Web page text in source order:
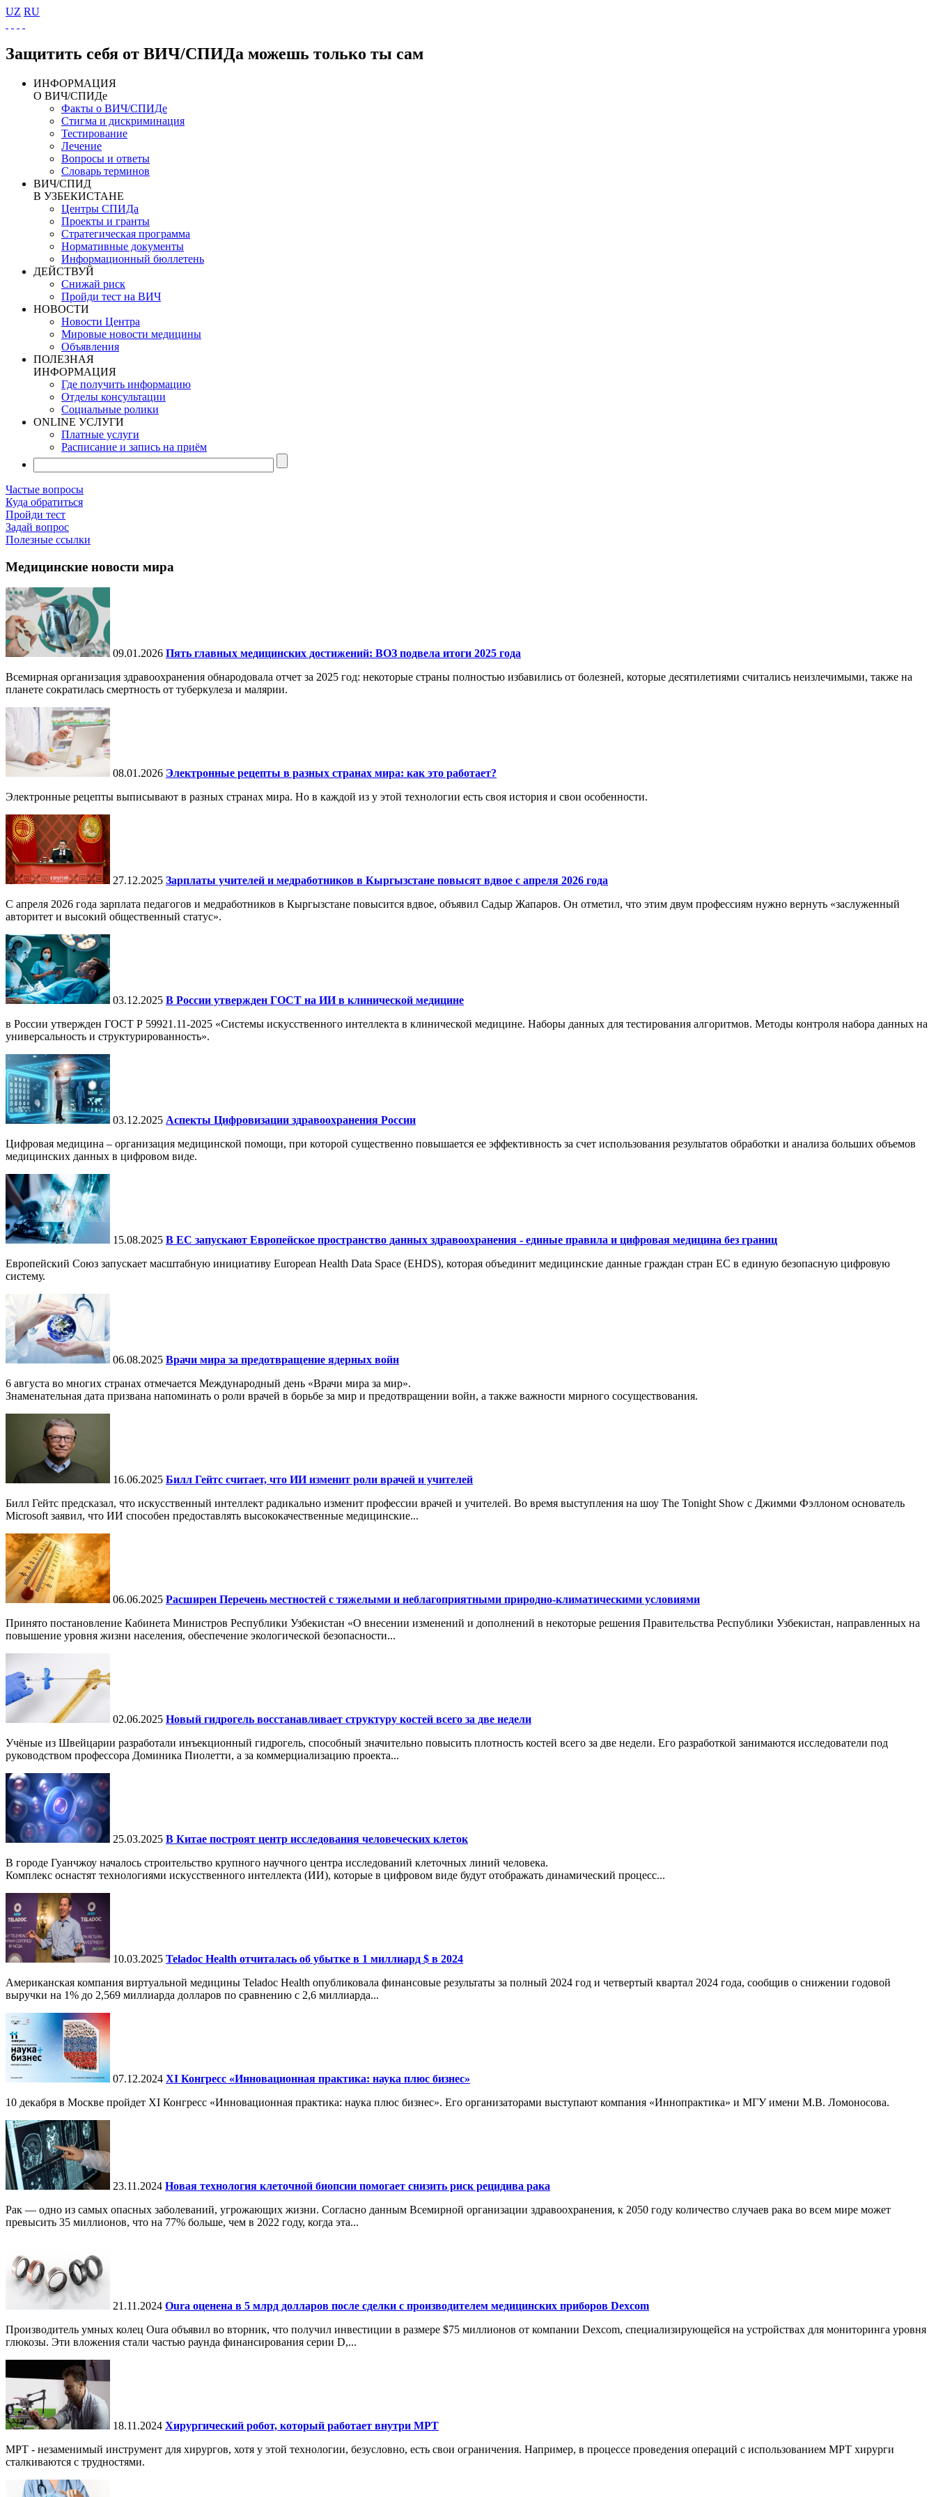
UZ RU
Защитить себя от ВИЧ/СПИДа можешь только ты сам
ИНФОРМАЦИЯ
О ВИЧ/СПИДе
Факты о ВИЧ/СПИДе
Стигма и дискриминация
Тестирование
Лечение
Вопросы и ответы
Словарь терминов
ВИЧ/СПИД
В УЗБЕКИСТАНЕ
Центры СПИДа
Проекты и гранты
Стратегическая программа
Нормативные документы
Информационный бюллетень
ДЕЙСТВУЙ
Снижай риск
Пройди тест на ВИЧ
НОВОСТИ
Новости Центра
Мировые новости медицины
Объявления
ПОЛЕЗНАЯ
ИНФОРМАЦИЯ
Где получить информацию
Отделы консультации
Социальные ролики
ONLINE УСЛУГИ
Платные услуги
Расписание и запись на приём
Частые вопросы
Куда обратиться
Пройди тест
Задай вопрос
Полезные ссылки
Медицинские новости мира
09.01.2026 Пять главных медицинских достижений: ВОЗ подвела итоги 2025 года
Всемирная организация здравоохранения обнародовала отчет за 2025 год: некоторые страны полностью избавились от болезней, которые десятилетиями считались неизлечимыми, также на
планете сократилась смертность от туберкулеза и малярии.
08.01.2026 Электронные рецепты в разных странах мира: как это работает?
Электронные рецепты выписывают в разных странах мира. Но в каждой из у этой технологии есть своя история и свои особенности.
27.12.2025 Зарплаты учителей и медработников в Кыргызстане повысят вдвое с апреля 2026 года
С апреля 2026 года зарплата педагогов и медработников в Кыргызстане повысится вдвое, объявил Садыр Жапаров. Он отметил, что этим двум профессиям нужно вернуть «заслуженный
авторитет и высокий общественный статус».
03.12.2025 В России утвержден ГОСТ на ИИ в клинической медицине
в России утвержден ГОСТ Р 59921.11-2025 «Системы искусственного интеллекта в клинической медицине. Наборы данных для тестирования алгоритмов. Методы контроля набора данных на
универсальность и структурированность».
03.12.2025 Аспекты Цифровизации здравоохранения России
Цифровая медицина – организация медицинской помощи, при которой существенно повышается ее эффективность за счет использования результатов обработки и анализа больших объемов
медицинских данных в цифровом виде.
15.08.2025 В ЕС запускают Европейское пространство данных здравоохранения - единые правила и цифровая медицина без границ
Европейский Союз запускает масштабную инициативу European Health Data Space (EHDS), которая объединит медицинские данные граждан стран ЕС в единую безопасную цифровую
систему.
06.08.2025 Врачи мира за предотвращение ядерных войн
6 августа во многих странах отмечается Международный день «Врачи мира за мир».
Знаменательная дата призвана напоминать о роли врачей в борьбе за мир и предотвращении войн, а также важности мирного сосуществования.
16.06.2025 Билл Гейтс считает, что ИИ изменит роли врачей и учителей
Билл Гейтс предсказал, что искусственный интеллект радикально изменит профессии врачей и учителей. Во время выступления на шоу The Tonight Show с Джимми Фэллоном основатель
Microsoft заявил, что ИИ способен предоставлять высококачественные медицинские...
06.06.2025 Расширен Перечень местностей с тяжелыми и неблагоприятными природно-климатическими условиями
Принято постановление Кабинета Министров Республики Узбекистан «О внесении изменений и дополнений в некоторые решения Правительства Республики Узбекистан, направленных на
повышение уровня жизни населения, обеспечение экологической безопасности...
02.06.2025 Новый гидрогель восстанавливает структуру костей всего за две недели
Учёные из Швейцарии разработали инъекционный гидрогель, способный значительно повысить плотность костей всего за две недели. Его разработкой занимаются исследователи под
руководством профессора Доминика Пиолетти, а за коммерциализацию проекта...
25.03.2025 В Китае построят центр исследования человеческих клеток
В городе Гуанчжоу началось строительство крупного научного центра исследований клеточных линий человека.
Комплекс оснастят технологиями искусственного интеллекта (ИИ), которые в цифровом виде будут отображать динамический процесс...
10.03.2025 Teladoc Health отчиталась об убытке в 1 миллиард $ в 2024
Американская компания виртуальной медицины Teladoc Health опубликовала финансовые результаты за полный 2024 год и четвертый квартал 2024 года, сообщив о снижении годовой
выручки на 1% до 2,569 миллиарда долларов по сравнению с 2,6 миллиарда...
07.12.2024 ХI Конгресс «Инновационная практика: наука плюс бизнес»
10 декабря в Москве пройдет XI Конгресс «Инновационная практика: наука плюс бизнес». Его организаторами выступают компания «Иннопрактика» и МГУ имени М.В. Ломоносова.
23.11.2024 Новая технология клеточной биопсии помогает снизить риск рецидива рака
Рак — одно из самых опасных заболеваний, угрожающих жизни. Согласно данным Всемирной организации здравоохранения, к 2050 году количество случаев рака во всем мире может
превысить 35 миллионов, что на 77% больше, чем в 2022 году, когда эта...
21.11.2024 Oura оценена в 5 млрд долларов после сделки с производителем медицинских приборов Dexcom
Производитель умных колец Oura объявил во вторник, что получил инвестиции в размере $75 миллионов от компании Dexcom, специализирующейся на устройствах для мониторинга уровня
глюкозы. Эти вложения стали частью раунда финансирования серии D,...
18.11.2024 Хирургический робот, который работает внутри МРТ
МРТ - незаменимый инструмент для хирургов, хотя у этой технологии, безусловно, есть свои ограничения. Например, в процессе проведения операций с использованием МРТ хирурги
сталкиваются с трудностями.